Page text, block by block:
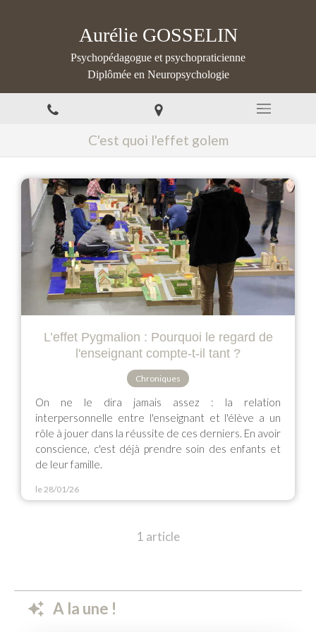
Aurélie GOSSELIN
Psychopédagogue et psychopraticienne
Diplômée en Neuropsychologie
C'est quoi l'effet golem
L’effet Pygmalion : Pourquoi le regard de
l'enseignant compte-t-il tant ?
Chroniques
On ne le dira jamais assez : la relation
interpersonnelle entre l'enseignant et l'élève a un
rôle à jouer dans la réussite de ces derniers. En avoir
conscience, c'est déjà prendre soin des enfants et
de leur famille.
le 28/01/26
1 article
A la une !